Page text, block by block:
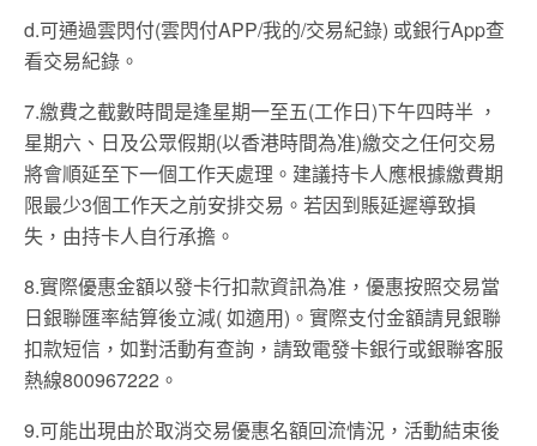
d.可通過雲閃付(雲閃付APP/我的/交易紀錄) 或銀行App查
看交易紀錄。
7.繳費之截數時間是逢星期一至五(工作日)下午四時半 ，
星期六、日及公眾假期(以香港時間為准)繳交之任何交易
將會順延至下一個工作天處理。建議持卡人應根據繳費期
限最少3個工作天之前安排交易。若因到賬延遲導致損
失，由持卡人自行承擔。
8.實際優惠金額以發卡行扣款資訊為准，優惠按照交易當
日銀聯匯率結算後立減( 如適用)。實際支付金額請見銀聯
扣款短信，如對活動有查詢，請致電發卡銀行或銀聯客服
熱線800967222。
9.可能出現由於取消交易優惠名額回流情況，活動結束後